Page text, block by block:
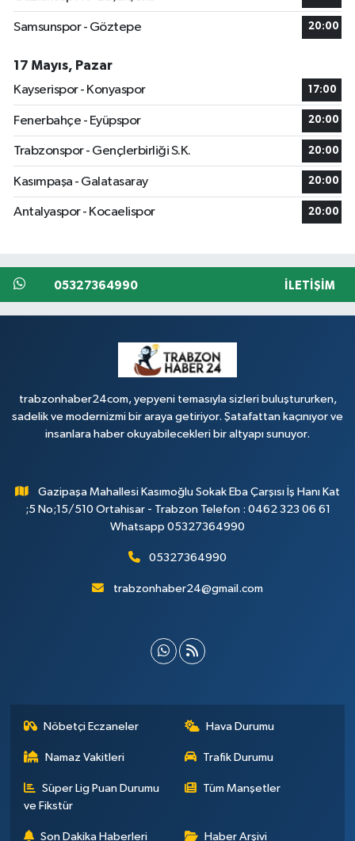
Samsunspor - Göztepe 20:00
17 Mayıs, Pazar
Kayserispor - Konyaspor
17:00
Fenerbahçe - Eyüpspor 20:00
Trabzonspor - Gençlerbirliği S.K. 20:00
Kasımpaşa - Galatasaray 20:00
Antalyaspor - Kocaelispor 20:00
05327364990 İLETIŞIM
trabzonhaber24com, yepyeni temasıyla sizleri buluştururken,
sadelik ve modernizmi bir araya getiriyor. Şatafattan kaçınıyor ve
insanlara haber okuyabilecekleri bir altyapı sunuyor.
Gazipaşa Mahallesi Kasımoğlu Sokak Eba Çarşısı İş Hanı Kat
;5 No;15/510 Ortahisar - Trabzon Telefon : 0462 323 06 61
Whatsapp 05327364990
05327364990
trabzonhaber24@gmail.com
Nöbetçi Eczaneler Hava Durumu
Namaz Vakitleri Trafik Durumu
Süper Lig Puan Durumu
ve Fikstür
Tüm Manşetler
Son Dakika Haberleri Haber Arşivi